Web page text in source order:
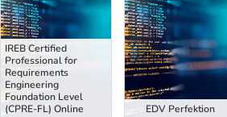
IREB Certified
Professional for
Requirements
Engineering
Foundation Level
(CPRE-FL) Online
EDV Perfektion